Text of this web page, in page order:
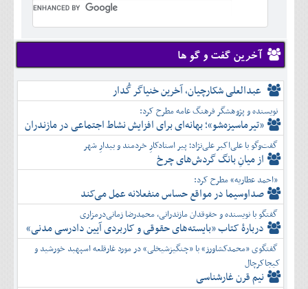
دی
بهمن
اسفند
آبان
آذر
دی
بهمن
اسفند
شهريور
مهر
آبان
آذر
دی
بهمن
اسفند
تير
مرداد
شهريور
مهر
آبان
آذر
دی
بهمن
اسفند
آخرین گفت و گو ها
عبدالعلی شکارچیان، آخرین خنیاگر گُدار
نویسنده و پژوهشگر فرهنگ عامه مطرح کرد:
«تیرماسیزه‌شو»؛ بهانه‌ای برای افزایش نشاط اجتماعی در مازندران
گفت‌وگو با علی‌اکبر علی‌نژاد؛ پیر استادکارِ خردمند و بیدارِ شهر
از میانِ بانگ گردش‌های چرخ
«احمد عطاریه» مطرح کرد:
صداوسیما در مواقع حساس منفعلانه عمل می‌کند
گفتگو با نویسنده و حقوقدان مازندرانی، محمدرضا زمانی‌درمزاری
دربارۀ کتاب ”بایسته‌های حقوقی و کاربردی آیین دادرسی مدنی»
گفتگوی «محمدکشاورز» با «چنگیزشیخلی» در مورد غارقلعه اسپهبد خورشید و
کیجاکرچال
نیم قرن غارشناسی